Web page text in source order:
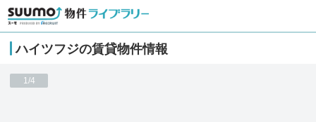
ハイツフジの賃貸物件情報
1/4